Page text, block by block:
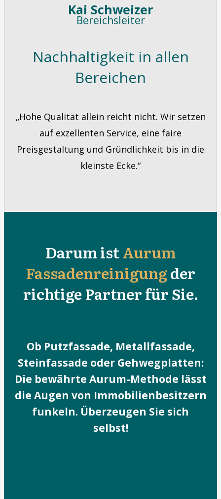
Kai Schweizer
Bereichsleiter
Nachhaltigkeit in allen
Bereichen
„Hohe Qualität allein reicht nicht. Wir setzen
auf exzellenten Service, eine faire
Preisgestaltung und Gründlichkeit bis in die
kleinste Ecke.“
Darum istAurum
Fassadenreinigungder
richtige Partner für Sie.
Ob Putzfassade, Metallfassade,
Steinfassade oder Gehwegplatten:
Die bewährte Aurum-Methode lässt
die Augen von Immobilienbesitzern
funkeln. Überzeugen Sie sich
selbst!